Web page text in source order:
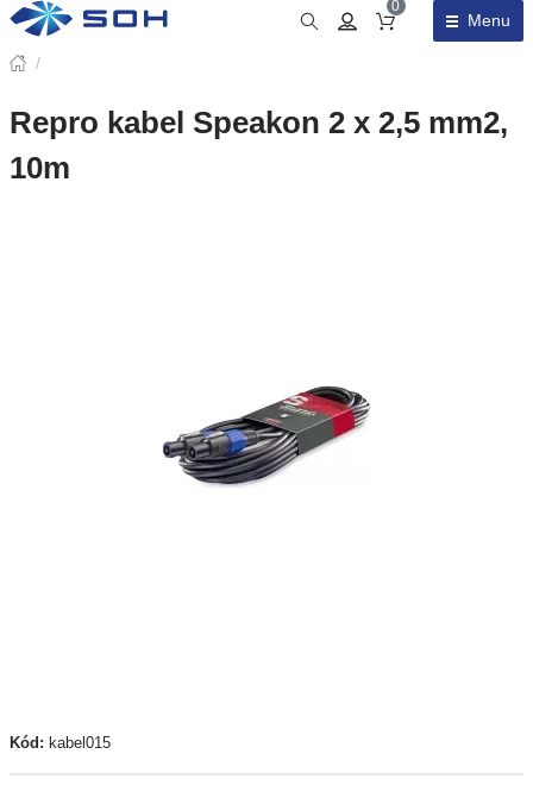
Obsah košíku
0
Menu
/
Repro kabel Speakon 2 x 2,5 mm2,
10m
Kód: kabel015